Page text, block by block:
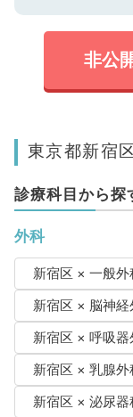
非公
東京都新宿
診療科目から探
外科
新宿区 × 一般外
新宿区 × 脳神経
新宿区 × 呼吸器
新宿区 × 乳腺外
新宿区 × 泌尿器